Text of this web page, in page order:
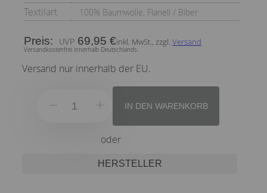
Textilart 100% Baumwolle, Flanell / Biber
Preis: 69,95 €inkl. MwSt., zzgl. Versand
Versandkostenfrei innerhalb Deutschlands.
Versand nur innerhalb der EU.
IN DEN WARENKORB
oder
HERSTELLER